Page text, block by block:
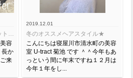
ロングヘアから”バッサリカット”☆★
容
か
来
2019.12.01
冬のオススメヘアスタイル★
こんにちは寝屋川市清水町の美容
室 U-tract 菊池 です ＾＾今年もあ
っという間に年末ですね１２月は
今年１年をし...